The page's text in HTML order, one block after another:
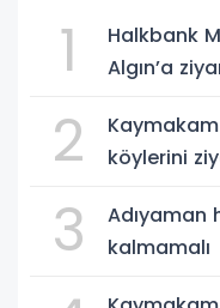
1
Halkbank
Algın’a
2
köylerini
3
Adıyaman
kalmamalı